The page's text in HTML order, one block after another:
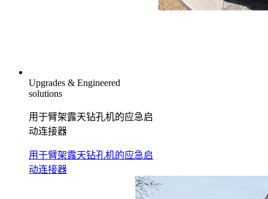
Upgrades & Engineered
solutions
用于臂架露天钻孔机的应急启
动连接器
用于臂架露天钻孔机的应急启
动连接器